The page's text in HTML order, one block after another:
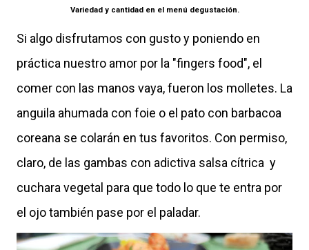
Variedad y cantidad en el menú degustación.
Si algo disfrutamos con gusto y poniendo en
práctica nuestro amor por la "fingers food", el
comer con las manos vaya, fueron los molletes. La
anguila ahumada con foie o el pato con barbacoa
coreana se colarán en tus favoritos. Con permiso,
claro, de las gambas con adictiva salsa cítrica y
cuchara vegetal para que todo lo que te entra por
el ojo también pase por el paladar.